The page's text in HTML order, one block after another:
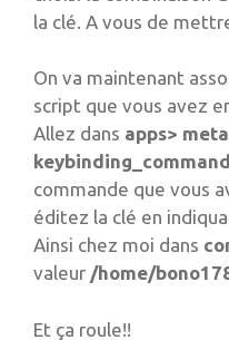
la clé. A vous de
On va maintenant
script que vous avez
Allez dans apps>
commande que vous
éditez la clé en
Ainsi chez moi dans
valeur /home/
Et ça roule!!